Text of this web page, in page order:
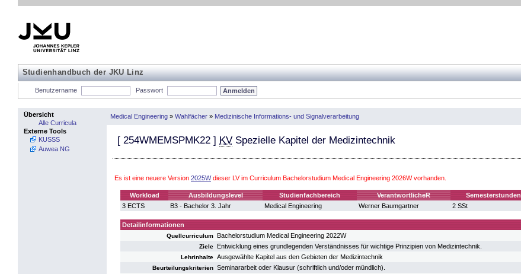
Studienhandbuch der JKU Linz
Benutzername Passwort
Übersicht
Alle Curricula
Externe Tools
KUSSS
Auwea NG
Medical Engineering » Wahlfächer » Medizinische Informations- und Signalverarbeitung
[ 254WMEMSPMK22 ] KV Spezielle Kapitel der Medizintechnik
Es ist eine neuere Version 2025Wdieser LV im Curriculum Bachelorstudium Medical Engineering 2026W vorhanden.
Workload Ausbildungslevel Studienfachbereich VerantwortlicheR Semesterstunden
3 ECTS
B3 - Bachelor 3. Jahr Medical Engineering Werner Baumgartner 2 SSt
Detailinformationen
Quellcurriculum Bachelorstudium Medical Engineering 2022W
Ziele Entwicklung eines grundlegenden Verständnisses für wichtige Prinzipien von Medizintechnik.
Lehrinhalte Ausgewählte Kapitel aus den Gebieten der Medizintechnik
Beurteilungskriterien Seminararbeit oder Klausur (schriftlich und/oder mündlich).